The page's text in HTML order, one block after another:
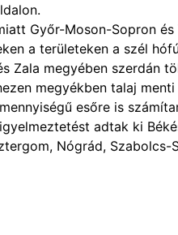
Győr-Moson-Sopron
a területeken a szél
Zala megyében
megyékben talaj
esőre is
adtak ki
Nógrád,